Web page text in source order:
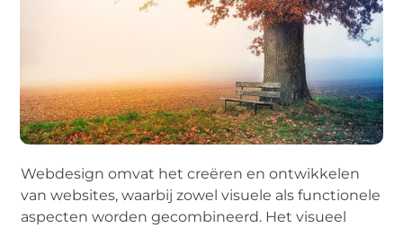
Webdesign omvat het creëren en ontwikkelen
van websites, waarbij zowel visuele als functionele
aspecten worden gecombineerd. Het visueel